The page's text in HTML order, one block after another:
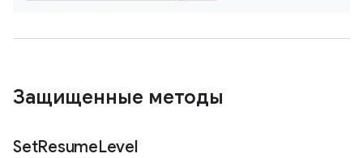
Защищенные методы
SetResumeLevel